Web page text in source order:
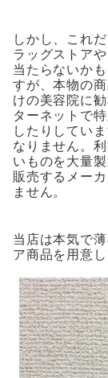
しかし、これ
ラッグストア
当たらないか
すが、本物の
けの美容院に
ターネットで
したりしてい
なりません。
いものを大量
販売するメー
ません。
当店は本気で
ア商品を用意し